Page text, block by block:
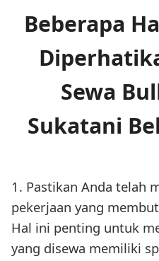
Beberapa
Sewa
Sukatani
1. Pastikan Anda telah
pekerjaan yang
Hal ini penting untuk
yang disewa memiliki